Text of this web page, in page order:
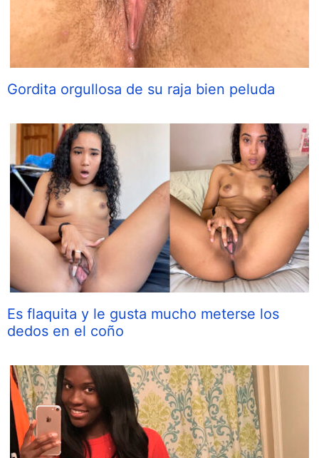
Gordita orgullosa de su raja bien peluda
Es flaquita y le gusta mucho meterse los
dedos en el coño